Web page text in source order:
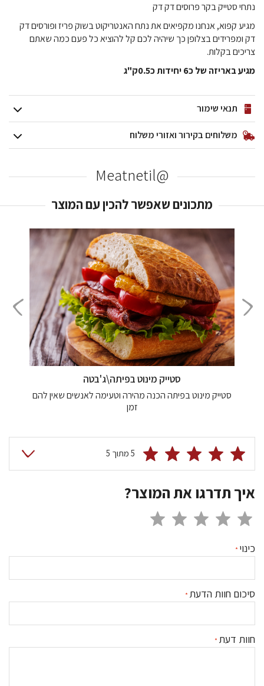
נתחי סטייק בקר פרוסים דק דק
מגיע קפוא, אנחנו מקפיאים את נתח האנטריקוט בשוק פריז ופורסים דק
דק ומפרידים בצלופן כך שיהיה לכם קל להוציא כל פעם כמה שאתם
צריכים בקלות.
מגיע באריזה של כ6 יחידות כ0.5ק"ג
תנאי שימור
משלוחים בקירור ואזורי משלוח
@Meatnetil
מתכונים שאפשר להכין עם המוצר
סטייק מינוט בפיתה\ג'בטה
סטייק מינוט בפיתה הכנה מהירה וטעימה לאנשים שאין להם
זמן
5 מתוך 5
איך תדרגו את המוצר?
כינוי
סיכום חוות הדעת
חוות דעת